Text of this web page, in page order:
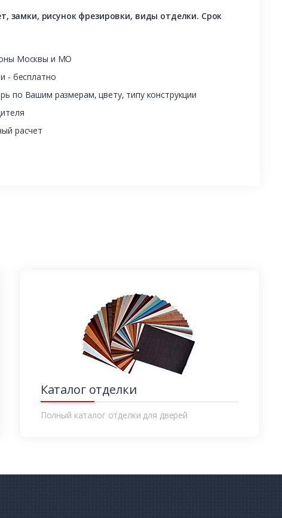
рисунок фрезировки, виды отделки. Срок
Москвы и МО
- бесплатно
по Вашим размерам, цвету, типу конструкции
расчет
Каталог отделки
Полный каталог отделки для дверей